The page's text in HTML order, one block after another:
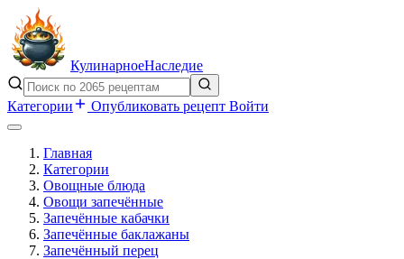
КулинарноеНаследие
Категории Опубликовать рецепт Войти
Главная
Категории
Овощные блюда
Овощи запечённые
Запечённые кабачки
Запечённые баклажаны
Запечённый перец